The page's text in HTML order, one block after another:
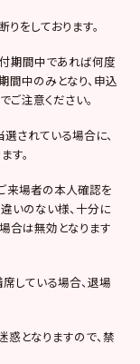
をしております。
期間中であれば何度
間中のみとなり、申込
注意ください。
されている場合に、
す。
来場者の本人確認を
いのない様、十分に
合は無効となります
している場合、退場
となりますので、禁